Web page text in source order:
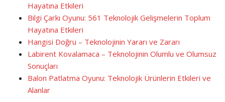
Hayatına Etkileri
Bilgi Çarkı Oyunu: 561 Teknolojik Gelişmelerin Toplum
Hayatına Etkileri
Hangisi Doğru – Teknolojinin Yararı ve Zararı
Labirent Kovalamaca – Teknolojinin Olumlu ve Olumsuz
Sonuçları
Balon Patlatma Oyunu: Teknolojik Ürünlerin Etkileri ve
Alanlar